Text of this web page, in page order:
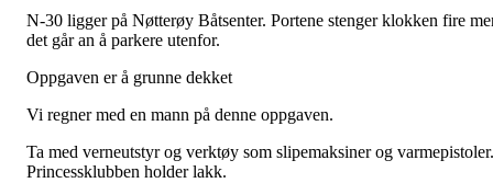
N-30 ligger på Nøtterøy Båtsenter. Portene stenger klokken fire
det går an å parkere utenfor.
Oppgaven er å grunne dekket
Vi regner med en mann på denne oppgaven.
Ta med verneutstyr og verktøy som slipemaksiner og varmepistoler.
Princessklubben holder lakk.